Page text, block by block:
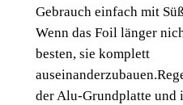
Gebrauch einfach mit
Wenn das Foil länger
besten, sie komplett
der Alu-Grundplatte und